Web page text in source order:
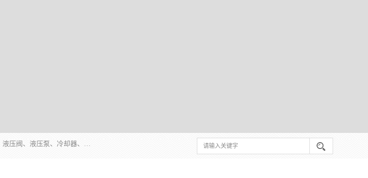
无锡凯乐福智能科技有限公司主营产品：打包机油泵、风冷式油冷却器、液压阀、液压泵、冷却器、过滤器及气动元器件。公司主导生产齿轮泵、齿轮马达、液压阀等产品。共计100多个系列、3000余种规格。覆盖了液压系统的动力元件、控制元件和执行元件，具备较强的成套供货、服务能力。